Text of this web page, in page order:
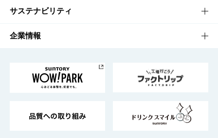
商品発売情報
栄養成分一覧
キャンペーン
工場見学
地域情報
文化・スポーツTOP
サントリーホール
サントリーサンバーズ大阪
サステナビリティ
サステナビリティTOP
サントリーが考えるサステナビリティ経営
企業情報
企業概要